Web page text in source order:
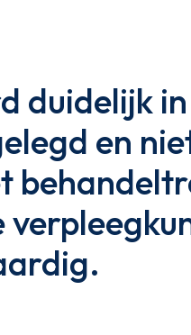
duidelijk
en